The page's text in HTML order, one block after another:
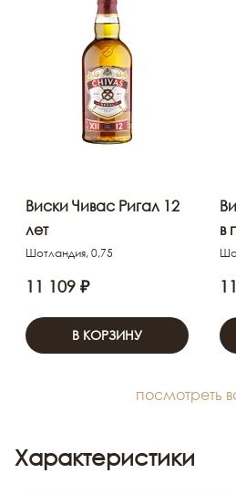
Виски Чивас Ригал 12
лет
Шотландия, 0,75
11 109 ₽
В КОРЗИНУ
в
посмотреть
Характеристики